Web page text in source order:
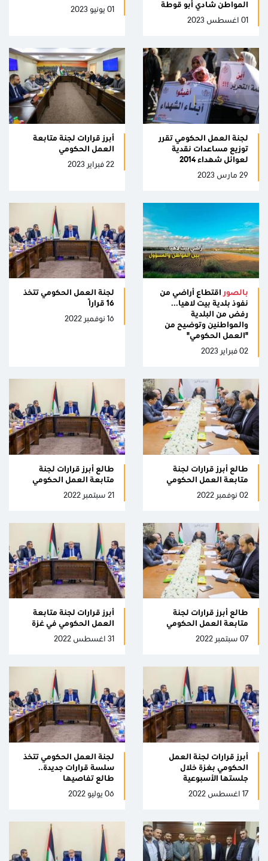
المواطن شادي أبو قوطة
01 اغسطس 2023
01 يونيو 2023
لجنة العمل الحكومي تقرر
توزيع مساعدات نقدية
لعوائل شهداء 2014
29 مارس 2023
أبرز قرارات لجنة متابعة
العمل الحكومي
22 فبراير 2023
بالصور اقتطاع أراضي من
نفوذ بلدية بيت لاهيا...
رفض من البلدية
والمواطنين وتوضيح من
"العمل الحكومي"
02 فبراير 2023
لجنة العمل الحكومي تتخذ
16 قرارًا
16 نوفمبر 2022
طالع أبرز قرارات لجنة
متابعة العمل الحكومي
02 نوفمبر 2022
طالع أبرز قرارات لجنة
متابعة العمل الحكومي
21 سبتمبر 2022
طالع أبرز قرارات لجنة
متابعة العمل الحكومي
07 سبتمبر 2022
أبرز قرارات لجنة متابعة
العمل الحكومي في غزة
31 اغسطس 2022
أبرز قرارات لجنة العمل
الحكومي بغزة خلال
جلستها الأسبوعية
17 اغسطس 2022
لجنة العمل الحكومي تتخذ
سلسة قرارات جديدة..
طالع تفاصيها
06 يوليو 2022